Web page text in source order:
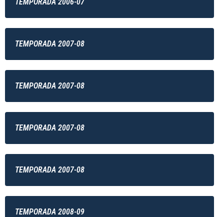
TEMPORADA 2007-08
TEMPORADA 2007-08
TEMPORADA 2007-08
TEMPORADA 2007-08
TEMPORADA 2008-09